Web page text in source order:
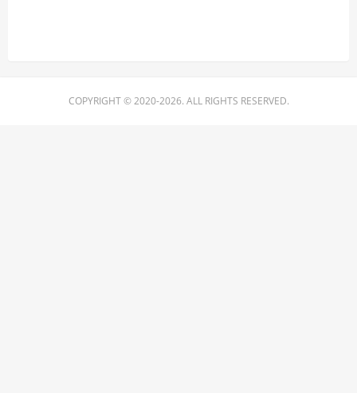
COPYRIGHT © 2020-2026. ALL RIGHTS RESERVED.